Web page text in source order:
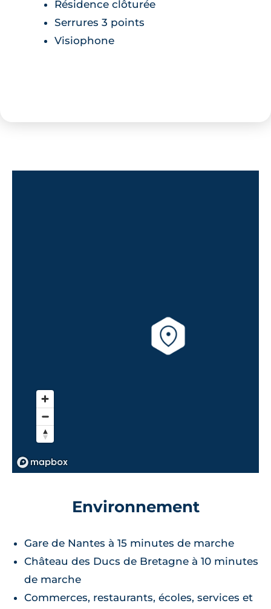
Résidence clôturée
Serrures 3 points
Visiophone
Environnement
Gare de Nantes à 15 minutes de marche
Château des Ducs de Bretagne à 10 minutes
de marche
Commerces, restaurants, écoles, services et